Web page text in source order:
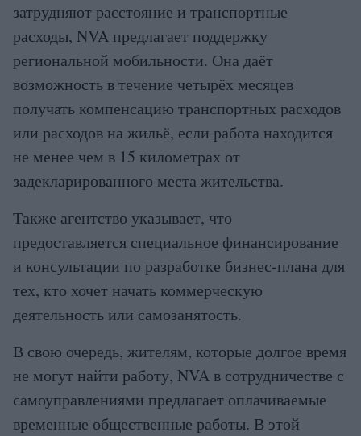
затрудняют расстояние и транспортные
расходы, NVA предлагает поддержку
региональной мобильности. Она даёт
возможность в течение четырёх месяцев
получать компенсацию транспортных расходов
или расходов на жильё, если работа находится
не менее чем в 15 километрах от
задекларированного места жительства.
Также агентство указывает, что
предоставляется специальное финансирование
и консультации по разработке бизнес-плана для
тех, кто хочет начать коммерческую
деятельность или самозанятость.
В свою очередь, жителям, которые долгое время
не могут найти работу, NVA в сотрудничестве с
самоуправлениями предлагает оплачиваемые
временные общественные работы. В этой